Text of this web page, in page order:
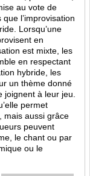
au vote de
l’improvisation
Lorsqu’une
en
est mixte, les
en respectant
hybride, les
un thème donné
joignent à leur jeu.
permet
mais aussi grâce
peuvent
le chant ou par
ou le